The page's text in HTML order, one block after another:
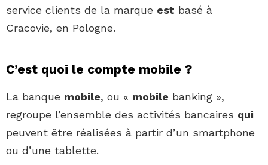
service clients de la marque est basé à
Cracovie, en Pologne.
C’est quoi le compte mobile ?
La banque mobile, ou « mobile banking »,
regroupe l’ensemble des activités bancaires qui
peuvent être réalisées à partir d’un smartphone
ou d’une tablette.